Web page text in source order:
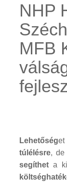
NHP
MFB
Lehetőség
túlélésre, de
segíthet a